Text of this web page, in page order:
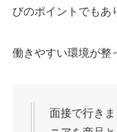
びのポイントでもあ
働きやすい環境が整
面接で行き